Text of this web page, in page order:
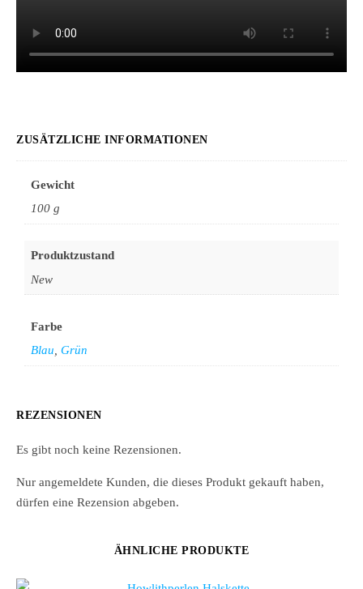
ZUSÄTZLICHE INFORMATIONEN
Gewicht
100 g
Produktzustand
New
Farbe
Blau Grün
REZENSIONEN
Es gibt noch keine Rezensionen.
Nur angemeldete Kunden, die dieses Produkt gekauft haben,
dürfen eine Rezension abgeben.
ÄHNLICHE PRODUKTE